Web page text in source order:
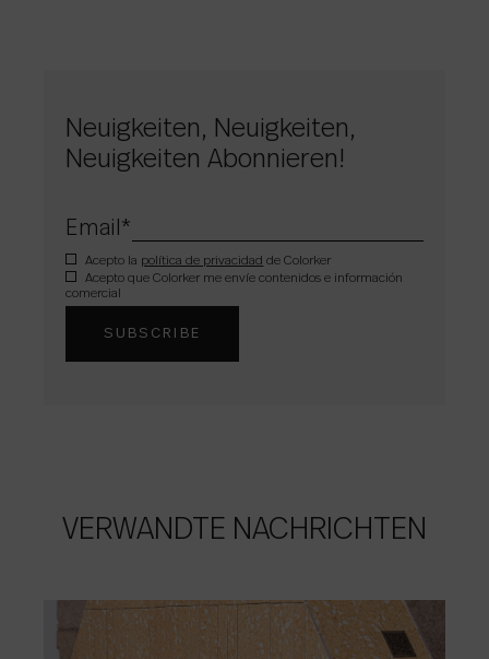
Neuigkeiten, Neuigkeiten,
Neuigkeiten Abonnieren!
Email *
Acepto la política de privacidad de Colorker
Acepto que Colorker me envíe contenidos e información
comercial
VERWANDTE NACHRICHTEN